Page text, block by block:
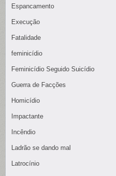
Espancamento
Execução
Fatalidade
feminicídio
Feminicídio Seguido Suicídio
Guerra de Facções
Homicídio
Impactante
Incêndio
Ladrão se dando mal
Latrocínio